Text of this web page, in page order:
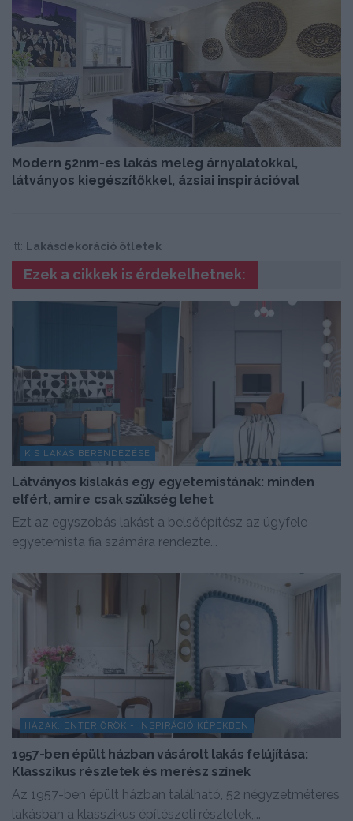
Modern 52nm-es lakás meleg árnyalatokkal,
látványos kiegészítőkkel, ázsiai inspirációval
Itt: Lakásdekoráció ötletek
Ezek a cikkek is érdekelhetnek:
KIS LAKÁS BERENDEZÉSE
Látványos kislakás egy egyetemistának: minden
elfért, amire csak szükség lehet
Ezt az egyszobás lakást a belsőépítész az ügyfele
egyetemista fia számára rendezte...
HÁZAK, ENTERIŐRÖK - INSPIRÁCIÓ KÉPEKBEN
1957-ben épült házban vásárolt lakás felújítása:
Klasszikus részletek és merész színek
Az 1957-ben épült házban található, 52 négyzetméteres
lakásban a klasszikus építészeti részletek,...